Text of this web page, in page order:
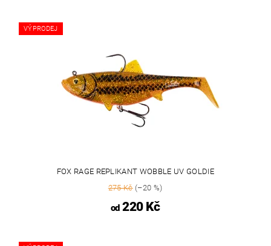
VÝPRODEJ
FOX RAGE REPLIKANT WOBBLE UV GOLDIE
275 Kč(–20 %)
od220 Kč